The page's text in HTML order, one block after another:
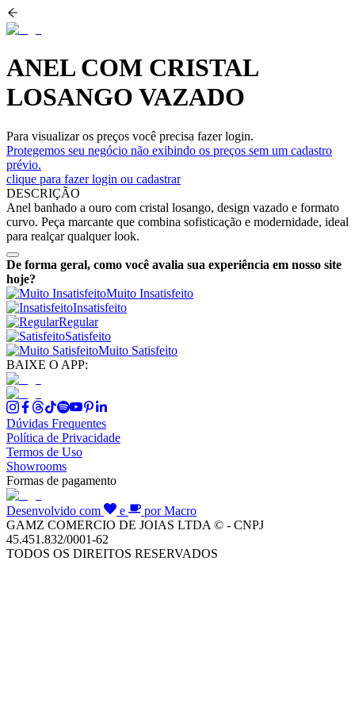
ANEL COM CRISTAL
LOSANGO VAZADO
Para visualizar os preços você precisa fazer login.
Protegemos seu negócio não exibindo os preços sem um cadastro
prévio.
clique para fazer login ou cadastrar
DESCRIÇÃO
Anel banhado a ouro com cristal losango, design vazado e formato
curvo. Peça marcante que combina sofisticação e modernidade, ideal
para realçar qualquer look.
De forma geral, como você avalia sua experiência em nosso site
hoje?
Muito Insatisfeito
Insatisfeito
Regular
Satisfeito
Muito Satisfeito
BAIXE O APP:
Dúvidas Frequentes
Política de Privacidade
Termos de Uso
Showrooms
Formas de pagamento
Desenvolvido com e
por Macro
GAMZ COMERCIO DE JOIAS LTDA © - CNPJ
45.451.832/0001-62
TODOS OS DIREITOS RESERVADOS